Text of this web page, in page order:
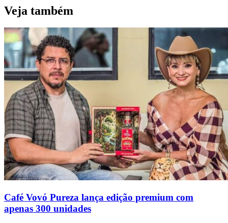
Veja também
Café Vovó Pureza lança edição premium com
apenas 300 unidades